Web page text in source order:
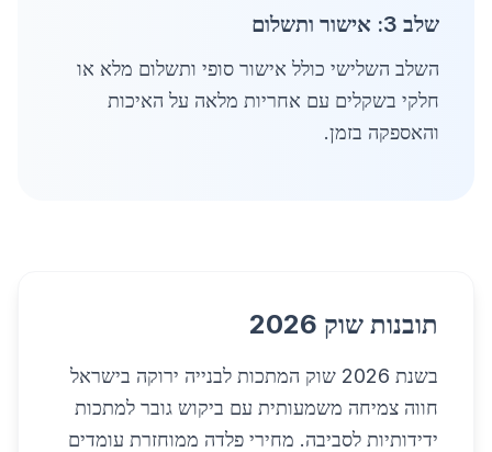
שלב 3: אישור ותשלום
השלב השלישי כולל אישור סופי ותשלום מלא או
חלקי בשקלים עם אחריות מלאה על האיכות
והאספקה בזמן.
תובנות שוק 2026
בשנת 2026 שוק המתכות לבנייה ירוקה בישראל
חווה צמיחה משמעותית עם ביקוש גובר למתכות
ידידותיות לסביבה. מחירי פלדה ממוחזרת עומדים